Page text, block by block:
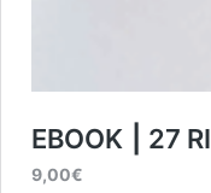
EBOOK ⎮ 27
9,00€